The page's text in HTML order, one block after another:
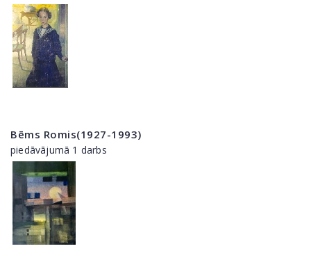
Bēms Romis(1927-1993)
piedāvājumā 1 darbs